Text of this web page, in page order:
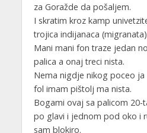
za Goražde da pošaljem.
I skratim kroz kamp
trojica indijanaca
Mani mani fon traze jedan
palica a onaj treci nista.
Nema nigdje nikog poceo ja
fol imam pištolj ma nista.
Bogami ovaj sa palicom 20-
po glavi i jednom pod oko i
sam blokiro.